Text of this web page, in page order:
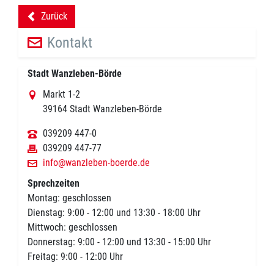
backward Zurück
Kontakt
Stadt Wanzleben-Börde
Markt 1-2
39164 Stadt Wanzleben-Börde
039209 447-0
039209 447-77
info@wanzleben-boerde.de
Sprechzeiten
Montag: geschlossen
Dienstag: 9:00 - 12:00 und 13:30 - 18:00 Uhr
Mittwoch: geschlossen
Donnerstag: 9:00 - 12:00 und 13:30 - 15:00 Uhr
Freitag: 9:00 - 12:00 Uhr